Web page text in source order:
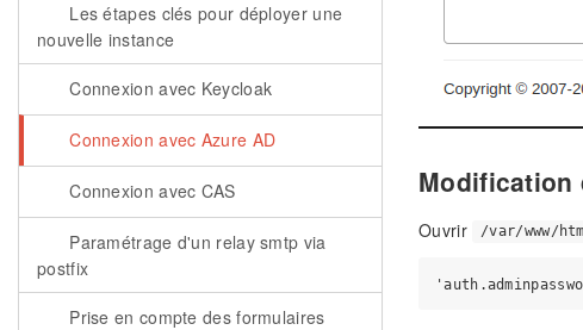
Les étapes clés pour déployer une
nouvelle instance
Connexion avec Keycloak
Connexion avec Azure AD
Connexion avec CAS
Paramétrage d'un relay smtp via
postfix
Prise en compte des formulaires
Modification
Ouvrir /var/www/